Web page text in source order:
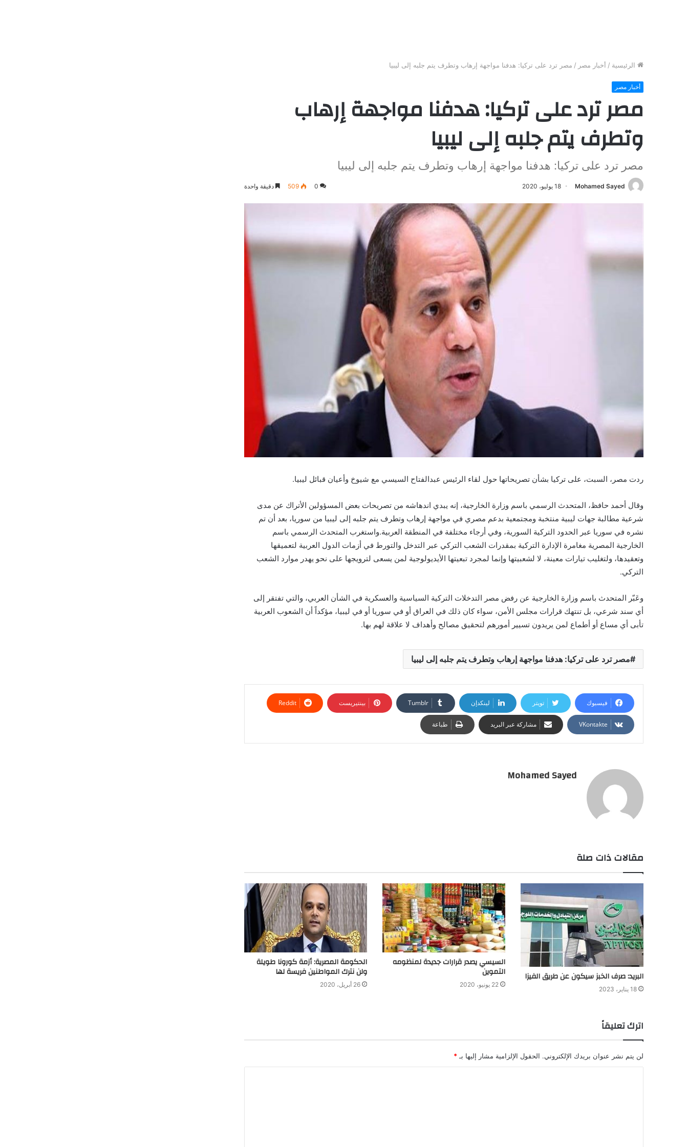
الرئيسية / أخبار مصر / مصر ترد على تركيا: هدفنا مواجهة إرهاب وتطرف يتم جلبه إلى ليبيا
أخبار مصر
مصر ترد على تركيا: هدفنا مواجهة إرهاب
وتطرف يتم جلبه إلى ليبيا
مصر ترد على تركيا: هدفنا مواجهة إرهاب وتطرف يتم جلبه إلى ليبيا
Mohamed Sayed 18 يوليو، 2020 0
509 دقيقة واحدة
ردت مصر، السبت، على تركيا بشأن تصريحاتها حول لقاء الرئيس عبدالفتاح السيسي مع شيوخ وأعيان قبائل ليبيا.
وقال أحمد حافظ، المتحدث الرسمي باسم وزارة الخارجية، إنه يبدي اندهاشه من تصريحات بعض المسؤولين الأتراك عن مدى
شرعية مطالبة جهات ليبية منتخبة ومجتمعية بدعم مصري في مواجهة إرهاب وتطرف يتم جلبه إلى ليبيا من سوريا، بعد أن تم
نشره في سوريا عبر الحدود التركية السورية، وفي أرجاء مختلفة في المنطقة العربية.واستغرب المتحدث الرسمي باسم
الخارجية المصرية مغامرة الإدارة التركية بمقدرات الشعب التركي عبر التدخل والتورط في أزمات الدول العربية لتعميقها
وتعقيدها، ولتغليب تيارات معينة، لا لشعبيتها وإنما لمجرد تبعيتها الأيديولوجية لمن يسعى لترويجها على نحو يهدر موارد الشعب
التركي.
وعَبّر المتحدث باسم وزارة الخارجية عن رفض مصر التدخلات التركية السياسية والعسكرية في الشأن العربي، والتي تفتقر إلى
أي سند شرعي، بل تنتهك قرارات مجلس الأمن، سواء كان ذلك في العراق أو في سوريا أو في ليبيا، مؤكداً أن الشعوب العربية
تأبى أي مساع أو أطماع لمن يريدون تسيير أمورهم لتحقيق مصالح وأهداف لا علاقة لهم بها.
مصر ترد على تركيا: هدفنا مواجهة إرهاب وتطرف يتم جلبه إلى ليبيا
فيسبوك تويتر لينكدإن بينتيريست
مشاركة عبر البريد طباعة
Mohamed Sayed
مقالات ذات صلة
البريد: صرف الخبز سيكون عن طريق الفيزا
18 يناير، 2023
السيسي يصدر قرارات جديدة لمنظومه
التموين
22 يونيو، 2020
الحكومة المصرية: أزمة كورونا طويلة
ولن نترك المواطنين فريسة لها
26 أبريل، 2020
اترك تعليقاً
لن يتم نشر عنوان بريدك الإلكتروني. الحقول الإلزامية مشار إليها بـ *